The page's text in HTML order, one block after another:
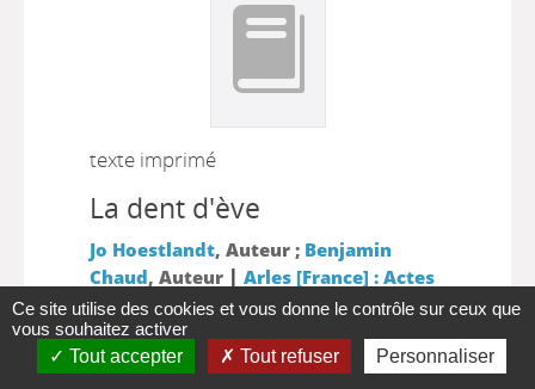
texte imprimé
La dent d'ève
Jo Hoestlandt, Auteur ; Benjamin
Chaud, Auteur | Arles [France] : Actes
Sud Junior|2001
Tes dents de lait ne sont pas définitives:
comme pour Eve, elles vont d'abord
Ce site utilise des cookies et vous donne le contrôle sur ceux que
vous souhaitez activer
Tout accepter
Tout refuser Personnaliser